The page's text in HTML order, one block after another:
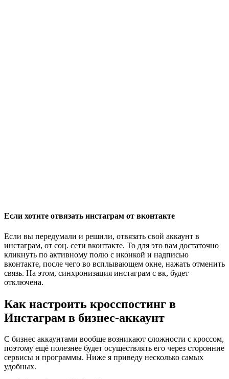
Если хотите отвязать инстаграм от вконтакте
Если вы передумали и решили, отвязать свой аккаунт в
инстаграм, от соц. сети вконтакте. То для это вам достаточно
кликнуть по активному полю с иконкой и надписью
вконтакте, после чего во всплывающем окне, нажать отменить
связь. На этом, синхронизация инстаграм с вк, будет
отключена.
Как настроить кросспостинг в
Инстаграм в бизнес-аккаунт
С бизнес аккаунтами вообще возникают сложности с кроссом,
поэтому ещё полезнее будет осуществлять его через сторонние
сервисы и программы. Ниже я приведу несколько самых
удобных.